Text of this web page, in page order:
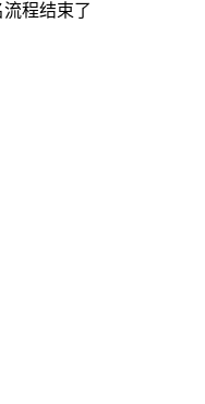
程结束了